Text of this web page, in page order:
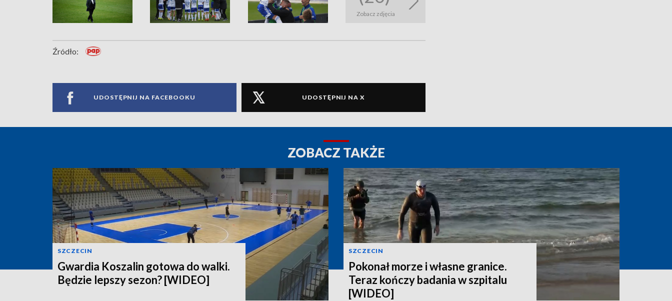
Zobacz zdjęcia
Źródło:
UDOSTĘPNIJ NA FACEBOOKU UDOSTĘPNIJ NA X
ZOBACZ TAKŻE
SZCZECIN
Gwardia Koszalin gotowa do walki.
Będzie lepszy sezon? [WIDEO]
SZCZECIN
Pokonał morze i własne granice.
Teraz kończy badania w szpitalu
[WIDEO]